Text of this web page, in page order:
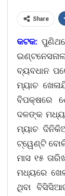
Share
କଟକ:
ବ୍ୟବଧାନ
ମ୍ୟାଚ
ବିପକ୍ଷରେ
ଦଳଙ୍କ
ମ୍ୟାଚ
ଟ୍ୱେଣ୍ଟି
ମାସ ୧୫
ମଧ୍ୟରେ
ଥିବା